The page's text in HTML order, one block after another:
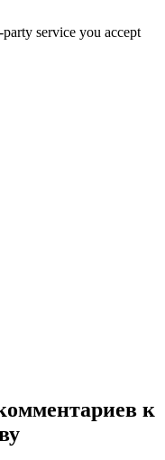
service you accept
к